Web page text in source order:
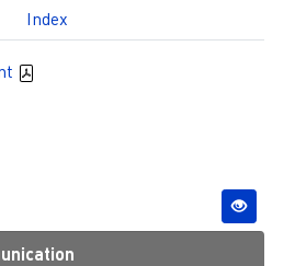
Index